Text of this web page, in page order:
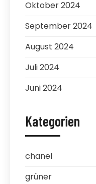
Oktober 2024
September 2024
August 2024
Juli 2024
Juni 2024
Kategorien
chanel
grüner